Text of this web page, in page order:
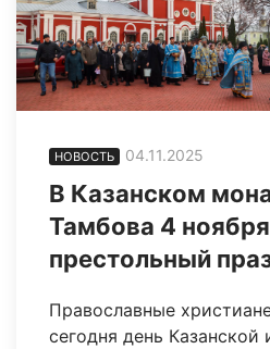
НОВОСТЬ 04.11.2025
В Казанском
Тамбова 4
престольный
Православные
сегодня день